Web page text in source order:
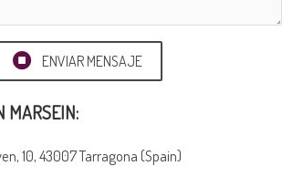
ENVIAR MENSAJE
MARSEIN:
10, 43007 Tarragona (Spain)